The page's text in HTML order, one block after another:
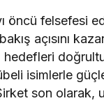
öncü felsefesi
açısını
hedefleri
isimlerle
son olarak,